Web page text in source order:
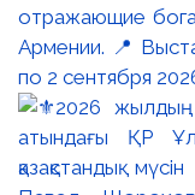
отражающие
Армении. 📍
по 2 сентября